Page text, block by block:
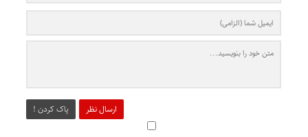
ارسال نظر پاک کردن !